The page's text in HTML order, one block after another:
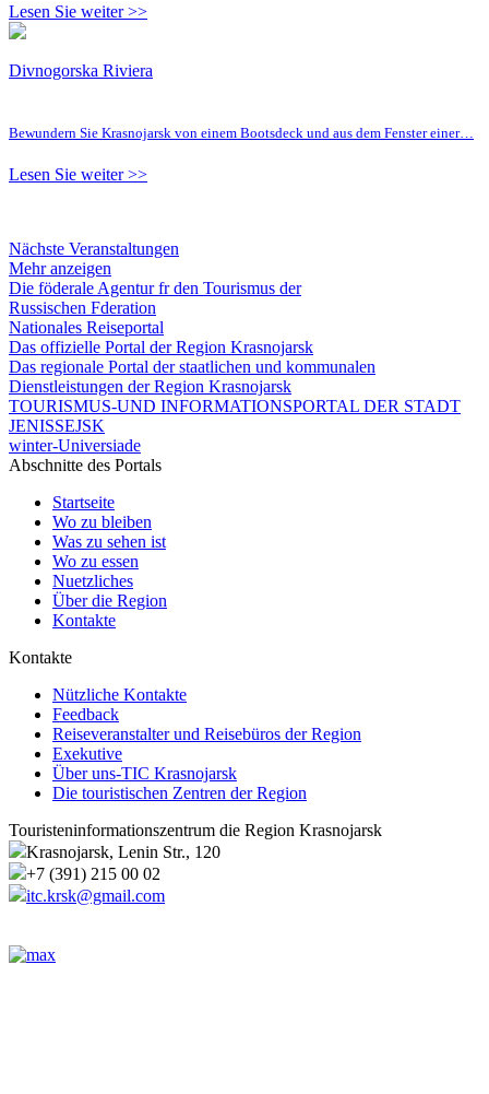
Lesen Sie weiter >>
Divnogorska Riviera
Bewundern Sie Krasnojarsk von einem Bootsdeck und aus dem Fenster einer…
Lesen Sie weiter >>
Nächste Veranstaltungen
Mehr anzeigen
Die föderale Agentur fr den Tourismus der
Russischen Fderation
Nationales Reiseportal
Das offizielle Portal der Region Krasnojarsk
Das regionale Portal der staatlichen und kommunalen
Dienstleistungen der Region Krasnojarsk
TOURISMUS-UND INFORMATIONSPORTAL DER STADT
JENISSEJSK
winter-Universiade
Abschnitte des Portals
Startseite
Wo zu bleiben
Was zu sehen ist
Wo zu essen
Nuetzliches
Über die Region
Kontakte
Kontakte
Nützliche Kontakte
Feedback
Reiseveranstalter und Reisebüros der Region
Exekutive
Über uns-TIC Krasnojarsk
Die touristischen Zentren der Region
Touristeninformationszentrum die Region Krasnojarsk
Krasnojarsk, Lenin Str., 120
+7 (391) 215 00 02
itc.krsk@gmail.com